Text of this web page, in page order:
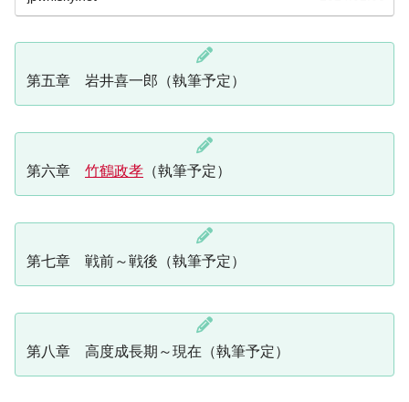
第五章 岩井喜一郎（執筆予定）
第六章 竹鶴政孝 （執筆予定）
第七章 戦前～戦後（執筆予定）
第八章 高度成長期～現在（執筆予定）